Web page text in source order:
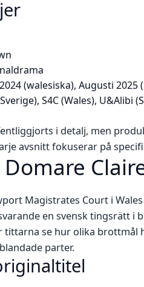
(walesiska), Augusti 2025
S4C (Wales), U&Alibi
i detalj, men
avsnitt fokuserar på
Magistrates Court i
en svensk tingsrätt i
tittarna se hur olika brottmål
parter.